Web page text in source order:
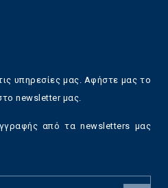
υπηρεσίες μας. Αφήστε μας το
newsletter μας.
από τα newsletters μας